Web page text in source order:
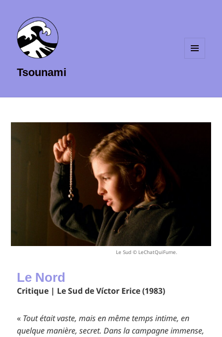
Tsounami
Le Sud © LeChatQuiFume.
Le Nord
Critique | Le Sud de Víctor Erice (1983)
« Tout était vaste, mais en même temps intime, en
quelque manière, secret. Dans la campagne immense,